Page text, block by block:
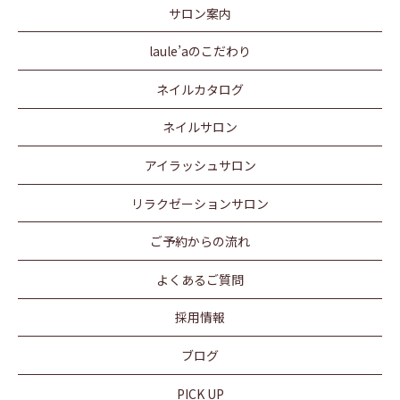
サロン案内
laule’aのこだわり
ネイルカタログ
ネイルサロン
アイラッシュサロン
リラクゼーションサロン
ご予約からの流れ
よくあるご質問
採用情報
ブログ
PICK UP